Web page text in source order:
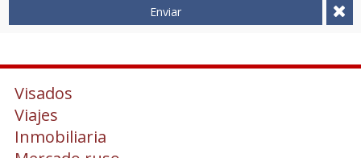
Enviar
Visados
Viajes
Inmobiliaria